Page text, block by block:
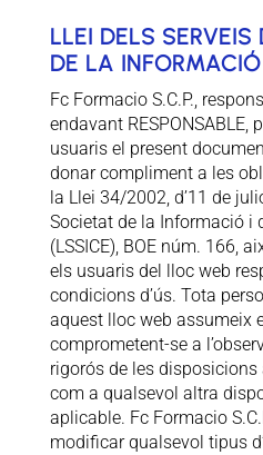
LLEI DELS
DE LA
Fc Formacio S.C.P.,
endavant
usuaris el present
donar compliment a les
la Llei 34/2002, d’11 de
Societat de la Informació i
(LSSICE), BOE núm. 166,
els usuaris del lloc web
condicions d’ús. Tota
aquest lloc web assumeix
comprometent-se a
rigorós de les
com a qualsevol altra
aplicable. Fc Formacio
modificar qualsevol tipus